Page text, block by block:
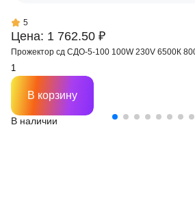
Цена: 1 762.50 ₽
5
Прожектор сд СДО-5-100 100W 230V 6500К
В наличии
В корзину